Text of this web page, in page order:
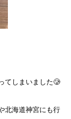
てしまいました🥲
北海道神宮にも行